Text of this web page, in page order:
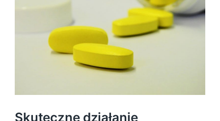
Skuteczne działanie